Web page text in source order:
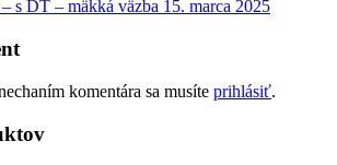
s DT – mäkká väzba Previous
15. marca 2025
komentára sa musíte prihlásiť.